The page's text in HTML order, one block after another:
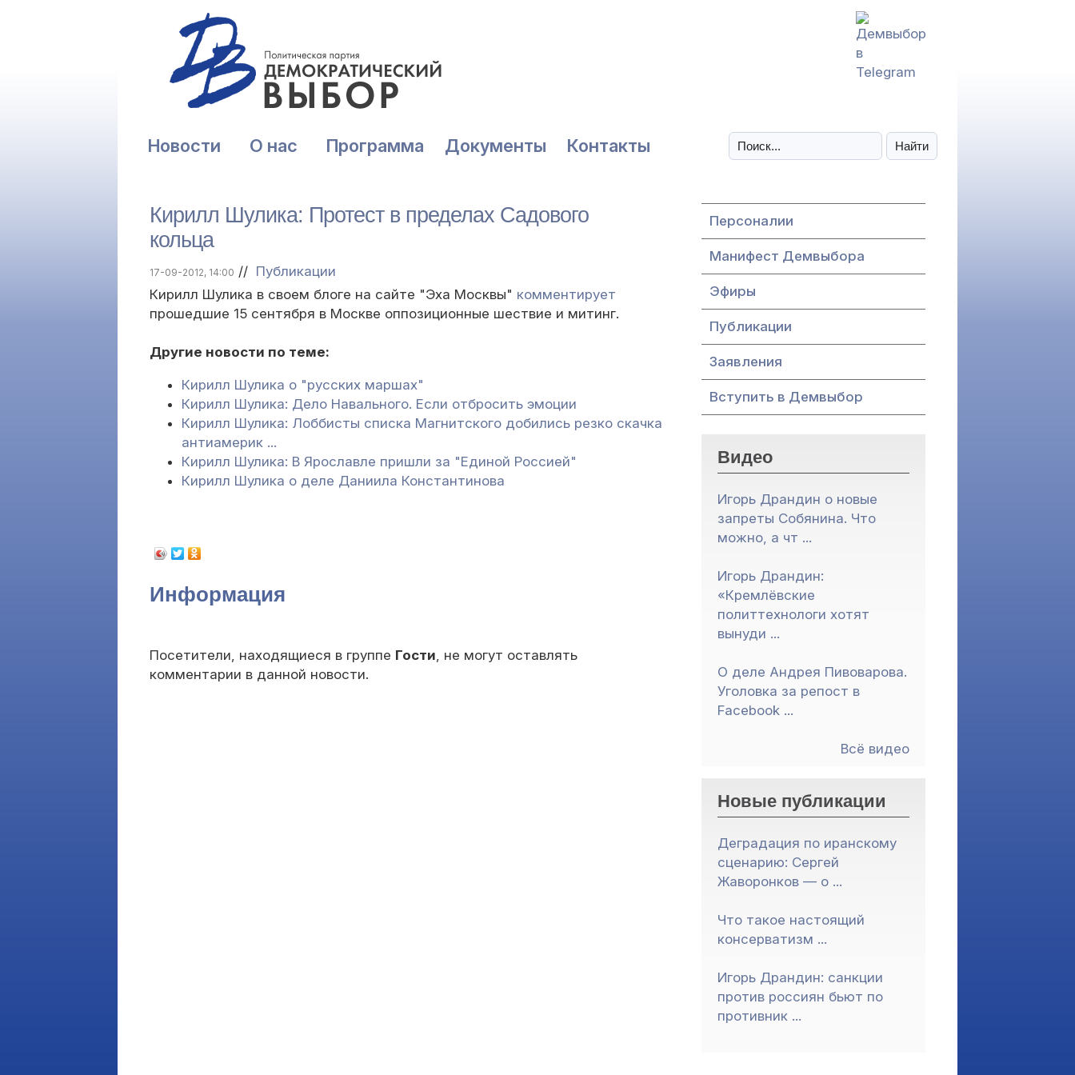
Новости О нас Программа Документы Контакты
Кирилл Шулика: Протест в пределах Садового
кольца
17-09-2012, 14:00 // Публикации
Кирилл Шулика в своем блоге на сайте "Эха Москвы" комментирует
прошедшие 15 сентября в Москве оппозиционные шествие и митинг.
Другие новости по теме:
Кирилл Шулика о "русских маршах"
Кирилл Шулика: Дело Навального. Если отбросить эмоции
Кирилл Шулика: Лоббисты списка Магнитского добились резко скачка
антиамерик ...
Кирилл Шулика: В Ярославле пришли за "Единой Россией"
Кирилл Шулика о деле Даниила Константинова
Информация
Посетители, находящиеся в группе Гости, не могут оставлять
комментарии в данной новости.
Персоналии
Манифест Демвыбора
Эфиры
Публикации
Заявления
Вступить в Демвыбор
Видео
Игорь Драндин о новые
запреты Собянина. Что
можно, а чт ...
Игорь Драндин:
«Кремлёвские
политтехнологи хотят
вынуди ...
О деле Андрея Пивоварова.
Уголовка за репост в
Facebook ...
Всё видео
Новые публикации
Деградация по иранскому
сценарию: Сергей
Жаворонков — о ...
Что такое настоящий
консерватизм ...
Игорь Драндин: санкции
против россиян бьют по
противник ...